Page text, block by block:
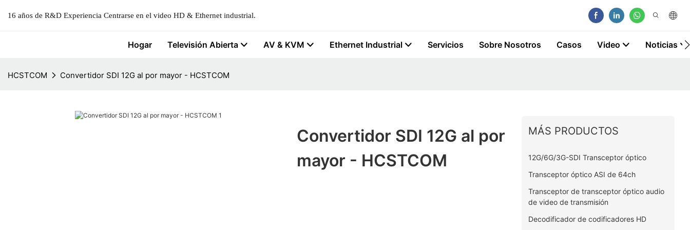
16 años de R&D Experiencia Centrarse en el video HD & Ethernet industrial.
Hogar Televisión Abierta AV & KVM Ethernet Industrial Servicios Sobre Nosotros Casos Video Noticias
HCSTCOM Convertidor SDI 12G al por mayor - HCSTCOM
Convertidor SDI 12G al por
mayor - HCSTCOM
MÁS PRODUCTOS
12G/6G/3G-SDI Transceptor óptico
Transceptor óptico ASI de 64ch
Transceptor de transceptor óptico audio
de video de transmisión
Decodificador de codificadores HD